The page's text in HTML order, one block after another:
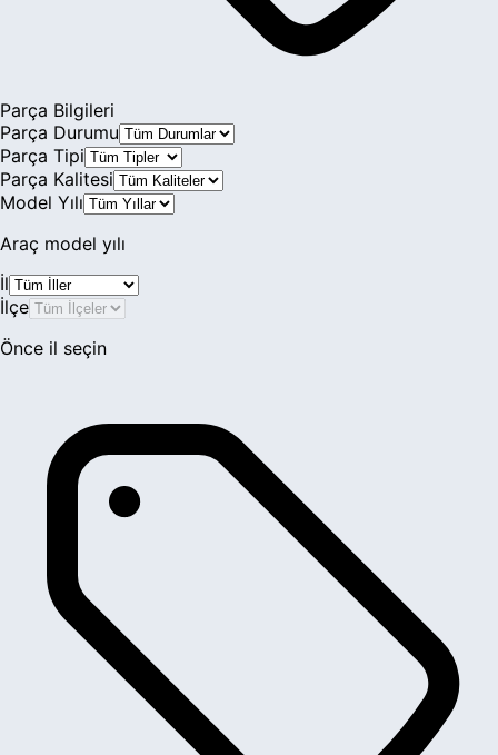
Parça Bilgileri
Parça Durumu
Parça Tipi
Parça Kalitesi
Model Yılı
Araç model yılı
İl
İlçe
Önce il seçin